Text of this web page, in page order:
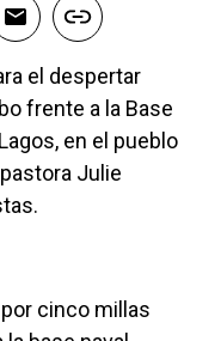
el despertar
frente a la Base
en el pueblo
Julie
cinco millas